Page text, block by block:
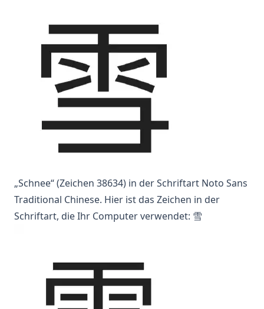
„Schnee“ (Zeichen 38634) in der Schriftart Noto Sans
Traditional Chinese. Hier ist das Zeichen in der
Schriftart, die Ihr Computer verwendet: 雪